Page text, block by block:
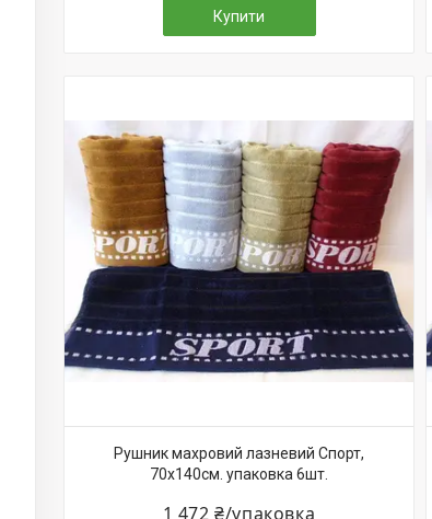
Купити
Рушник махровий лазневий Спорт,
70х140см. упаковка 6шт.
1 472 ₴/упаковка